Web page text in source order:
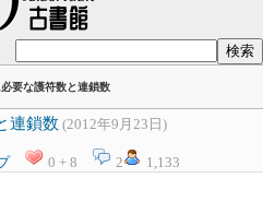
要な護符数と連鎖数
連鎖数 (2012年9月23日)
0 + 8 2 1,133